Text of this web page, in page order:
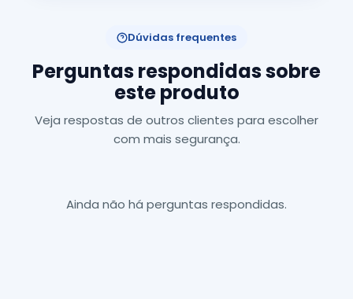
Dúvidas frequentes
Perguntas respondidas sobre
este produto
Veja respostas de outros clientes para escolher
com mais segurança.
Ainda não há perguntas respondidas.